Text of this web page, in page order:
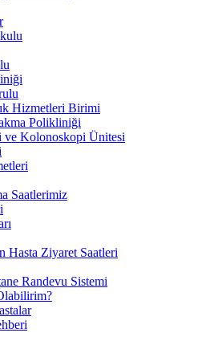
Hizmetleri Birimi
Polikliniği
ve Kolonoskopi Ünitesi
Saatlerimiz
Hasta Ziyaret Saatleri
Randevu Sistemi